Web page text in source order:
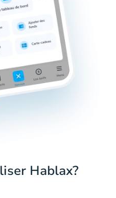
Hablax?